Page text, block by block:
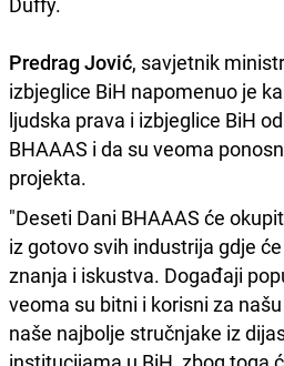
Predrag Jović, savjetnik
izbjeglice BiH napomenuo je
ljudska prava i izbjeglice BiH
BHAAAS i da su veoma
projekta.
"Deseti Dani BHAAAS će
iz gotovo svih industrija gdje
znanja i iskustva. Događaji
veoma su bitni i korisni za
naše najbolje stručnjake iz